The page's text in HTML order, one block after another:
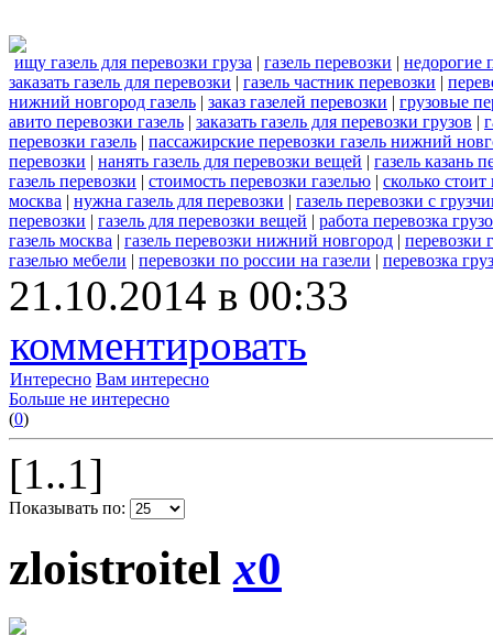
ищу газель для перевозки груза | газель перевозки | недорогие
заказать газель для перевозки | газель частник перевозки |
нижний новгород газель | заказ газелей перевозки | грузовые
авито перевозки газель | заказать газель для перевозки грузов |
перевозки газель | пассажирские перевозки газель нижний
перевозки | нанять газель для перевозки вещей | газель казань
газель перевозки | стоимость перевозки газелью | сколько стоит
москва | нужна газель для перевозки | газель перевозки с
перевозки | газель для перевозки вещей | работа перевозка
газель москва | газель перевозки нижний новгород | перевозки
газелью мебели | перевозки по россии на газели | перевозка
21.10.2014 в 00:33
комментировать
Интересно Вам интересно
Больше не интересно
(0)
[1..1]
Показывать по:
zloistroitelx0